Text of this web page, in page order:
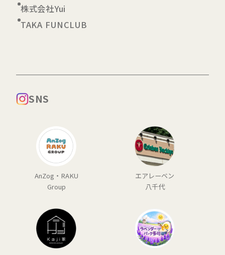
株式会社Yui
TAKA FUNCLUB
SNS
AnZog・RAKU
Group
エアレーベン
八千代